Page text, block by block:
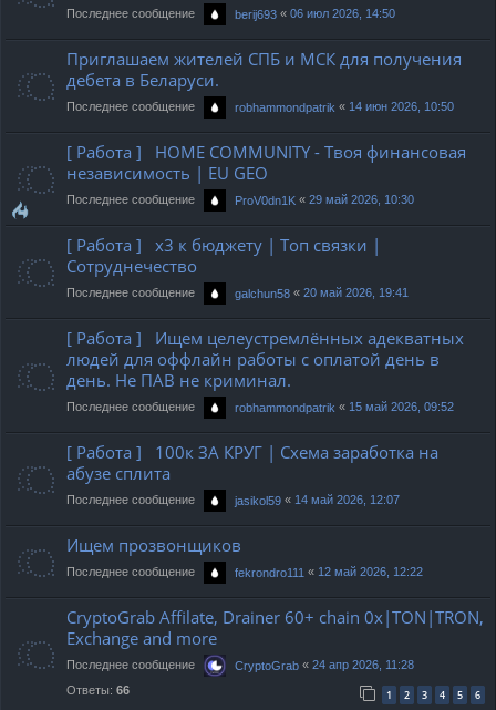
Последнее сообщение berij693 « 06 июл 2026, 14:50
Приглашаем жителей СПБ и МСК для получения
дебета в Беларуси.
Последнее сообщение robhammondpatrik « 14 июн 2026, 10:50
[ Работа ] HOME COMMUNITY - Твоя финансовая
независимость | EU GEO
Последнее сообщение ProV0dn1K « 29 май 2026, 10:30
[ Работа ] х3 к бюджету | Топ связки |
Сотруднечество
Последнее сообщение galchun58 « 20 май 2026, 19:41
[ Работа ] Ищем целеустремлённых адекватных
людей для оффлайн работы с оплатой день в
день. Не ПАВ не криминал.
Последнее сообщение robhammondpatrik « 15 май 2026, 09:52
[ Работа ] 100к ЗА КРУГ | Схема заработка на
абузе сплита
Последнее сообщение jasikol59 « 14 май 2026, 12:07
Ищем прозвонщиков
Последнее сообщение fekrondro111 « 12 май 2026, 12:22
CryptoGrab Affilate, Drainer 60+ chain 0x|TON|TRON,
Exchange and more
Последнее сообщение CryptoGrab « 24 апр 2026, 11:28
Ответы: 66 1 2 3 4 5 6